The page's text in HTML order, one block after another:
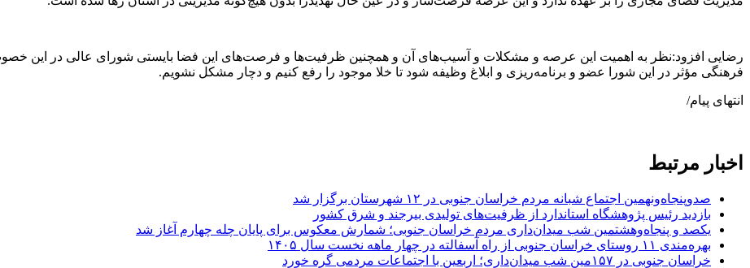
رضایی افزود:نظر به اهمیت این عرصه و مشکلات و آسیب‌های آن و همچنین ظرفیت‌ها و فرصت‌های این فضا بایستی شورای عالی در این خصوص
فرهنگی مؤثر در این شورا عضو و برنامه‌ریزی و ابلاغ وظیفه شود تا خلا موجود را رفع کنیم و دچار مشکل نشویم.
انتهای پیام/
اخبار مرتبط
صدوپنجاه‌ونهمین اجتماع شبانه مردم خراسان جنوبی در ۱۲ شهرستان برگزار شد
بازدید رئیس پژوهشگاه استاندارد از ظرفیت‌های تولیدی بیرجند و شرق کشور
یکصد و پنجاه‌وهشتمین شب میدان‌داری مردم خراسان جنوبی؛ شمارش معکوس برای پایان چله چهارم آغاز شد
بهره‌مندی ۱۱ روستای خراسان جنوبی از راه آسفالته در چهار ماهه نخست سال ۱۴۰۵
خراسان جنوبی در ۱۵۷مین شب میدان‌داری؛ اربعین با اجتماعات مردمی گره خورد